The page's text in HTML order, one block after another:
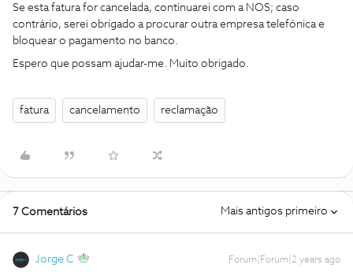
Se esta fatura for cancelada, continuarei com a NOS; caso
contrário, serei obrigado a procurar outra empresa telefónica e
bloquear o pagamento no banco.
Espero que possam ajudar-me. Muito obrigado.
fatura cancelamento reclamação
7 Comentários Mais antigos primeiro
Jorge C Forum|Forum|2 years ago